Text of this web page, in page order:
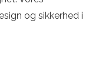
og sikkerhed i